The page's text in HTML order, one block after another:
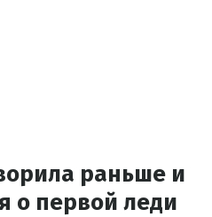
раньше и
о первой леди